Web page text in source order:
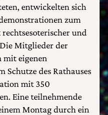
entwickelten sich
zum
und
Mitglieder der
eigenen
Schutze des Rathauses
mit 350
Eine teilnehmende
Montag durch ein